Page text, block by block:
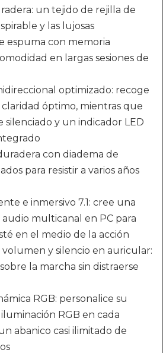
un tejido de rejilla de
y las lujosas
espuma con memoria
en largas sesiones de
optimizado: recoge
claridad óptimo, mientras que
silenciado y un indicador LED
con diadema de
para resistir a varios años
e inmersivo 7.1: cree una
multicanal en PC para
en el medio de la acción
y silencio en auricular:
la marcha sin distraerse
RGB: personalice su
RGB en cada
abanico casi ilimitado de